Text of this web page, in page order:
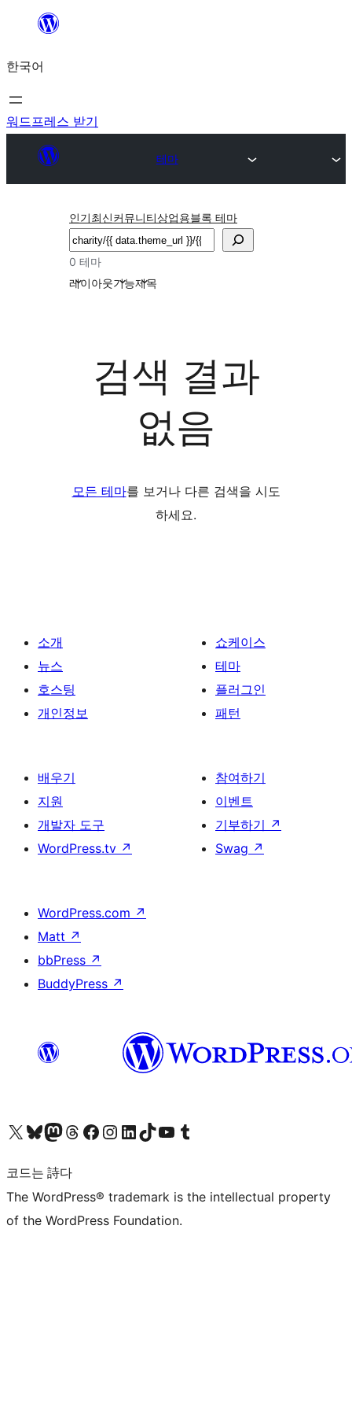
츠
로
바
기
한국어
워드프레스 받기
테마
인기최신커뮤니티상업용블록 테마
검
색
0 테마
레이아웃기능제목
검색 결과
없음
모든 테마를 보거나 다른 검색을 시도
하세요.
소개
뉴스
호스팅
개인정보
쇼케이스
테마
플러그인
패턴
배우기
지원
개발자 도구
WordPress.tv ↗
참여하기
이벤트
기부하기 ↗
Swag ↗
WordPress.com ↗
Matt ↗
bbPress ↗
BuddyPress ↗
X(이전 트위터) 계정 방문하기블루스카이 계정 방문하기마스토돈 계정 방문하기스레드 계정 방문하기 페이스북 페이지 방문하기인스타그램 계정 방문하기 LinkedIn 계정 방문하기틱톡 계정 방문하기유튜브 채널 방문하기 텀블러 계정 방문하기
코드는 詩다
The WordPress® trademark is the intellectual property
of the WordPress Foundation.